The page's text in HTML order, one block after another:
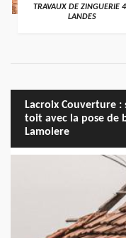
TRAVAUX DE ZINGUERIE
LANDES
Lacroix Couverture
toit avec la pose de
Lamolere